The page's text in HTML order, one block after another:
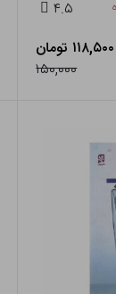
۴.۵
۱۱۸,۵۰۰ تومان
۱۵۰,۰۰۰